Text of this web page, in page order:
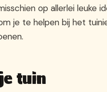
op allerlei
je te helpen bij het
tuin